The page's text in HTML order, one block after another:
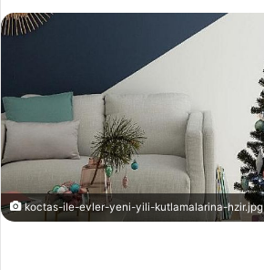
koctas-ile-evler-yeni-yili-kutlamalarina-hzir.jpg